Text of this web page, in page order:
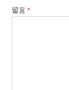
留言 *